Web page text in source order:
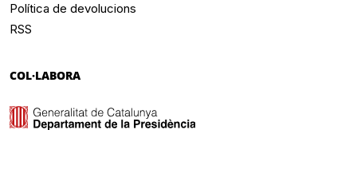
Política de devolucions
RSS
COL·LABORA